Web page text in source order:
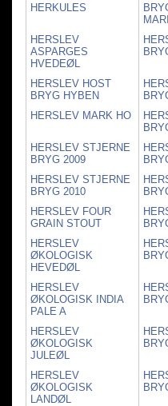
HERKULES
HERSLEV
ASPARGES
HVEDEØL
HERSLEV HOST
BRYG HYBEN
HERSLEV MARK HO
HERSLEV STJERNE
BRYG 2009
HERSLEV STJERNE
BRYG 2010
HERSLEV FOUR
GRAIN STOUT
HERSLEV
ØKOLOGISK
HEVEDØL
HERSLEV
ØKOLOGISK INDIA
PALE A
HERSLEV
ØKOLOGISK
JULEØL
HERSLEV
ØKOLOGISK
LANDØL